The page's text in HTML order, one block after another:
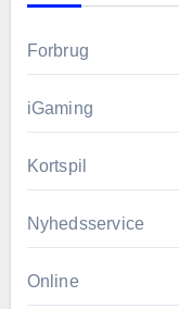
Forbrug
iGaming
Kortspil
Nyhedsservice
Online